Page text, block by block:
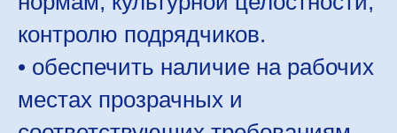
контролю подрядчиков.
• обеспечить наличие на рабочих
местах прозрачных и